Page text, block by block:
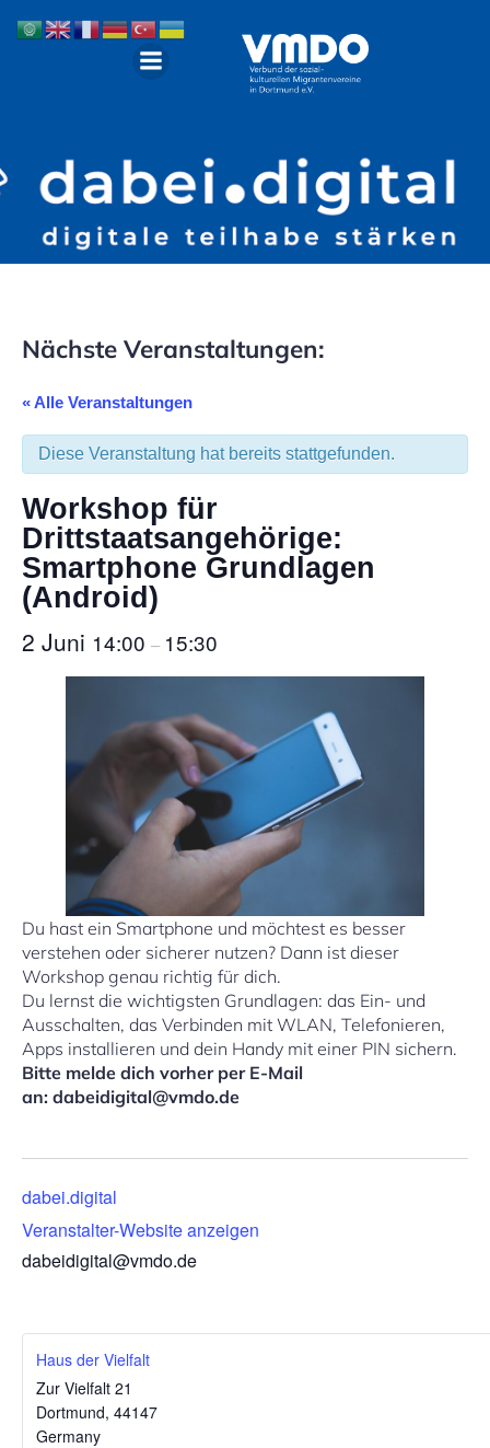
Nächste Veranstaltungen:
« Alle Veranstaltungen
Diese Veranstaltung hat bereits stattgefunden.
Workshop für
Drittstaatsangehörige:
Smartphone Grundlagen
(Android)
2 Juni 14:00 – 15:30
Du hast ein Smartphone und möchtest es besser
verstehen oder sicherer nutzen? Dann ist dieser
Workshop genau richtig für dich.
Du lernst die wichtigsten Grundlagen: das Ein- und
Ausschalten, das Verbinden mit WLAN, Telefonieren,
Apps installieren und dein Handy mit einer PIN sichern.
Bitte melde dich vorher per E-Mail
an: dabeidigital@vmdo.de
dabei.digital
Veranstalter-Website anzeigen
dabeidigital@vmdo.de
Haus der Vielfalt
Zur Vielfalt 21
Dortmund, 44147
Germany